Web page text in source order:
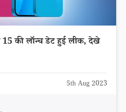
की लॉन्च डेट हुई लीक, देखे
5th Aug 2023